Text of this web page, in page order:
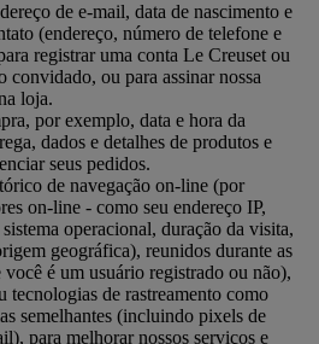
de e-mail, data de nascimento e
(endereço, número de telefone e
registrar uma conta Le Creuset ou
convidado, ou para assinar nossa
loja.
por exemplo, data e hora da
dados e detalhes de produtos e
seus pedidos.
de navegação on-line (por
on-line - como seu endereço IP,
operacional, duração da visita,
geográfica), reunidos durante as
você é um usuário registrado ou não),
tecnologias de rastreamento como
semelhantes (incluindo pixels de
para melhorar nossos serviços e